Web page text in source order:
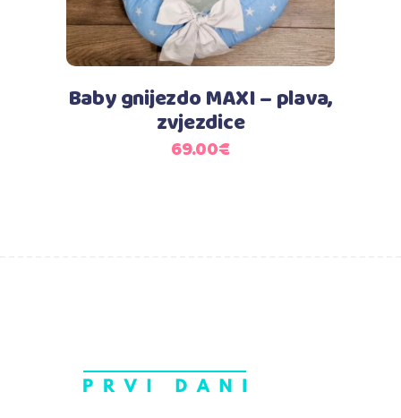
Baby gnijezdo MAXI – plava,
zvjezdice
69.00€